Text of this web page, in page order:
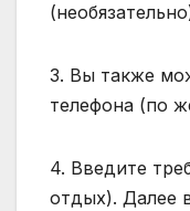
3. Вы также
телефона (по
4. Введите
отдых). Далее